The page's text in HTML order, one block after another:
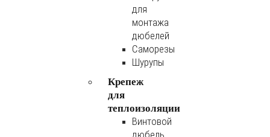
для
монтажа
дюбелей
Саморезы
Шурупы
Крепеж
для
теплоизоляции
Винтовой
дюбель